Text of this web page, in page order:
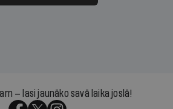
— lasi jaunāko savā laika joslā!